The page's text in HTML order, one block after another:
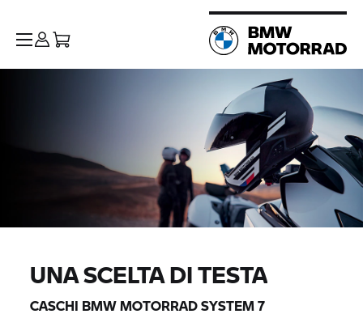
UNA SCELTA DI TESTA
CASCHI BMW MOTORRADSYSTEM 7